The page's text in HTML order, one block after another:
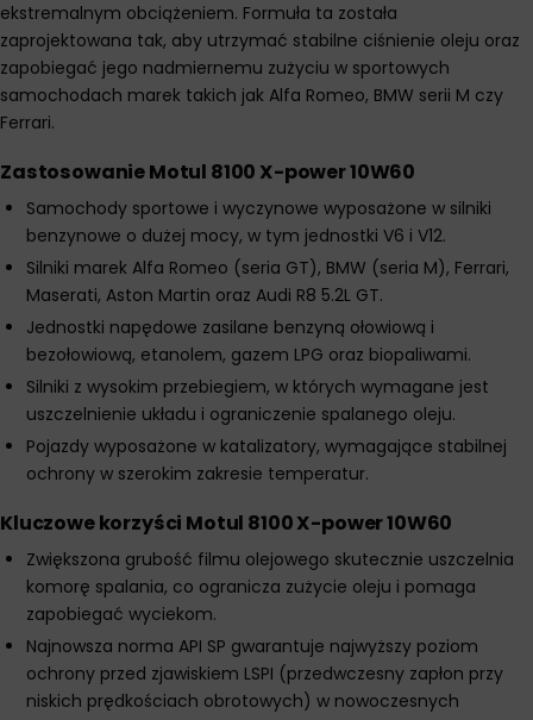
ekstremalnym obciążeniem. Formuła ta została
zaprojektowana tak, aby utrzymać stabilne ciśnienie oleju oraz
zapobiegać jego nadmiernemu zużyciu w sportowych
samochodach marek takich jak Alfa Romeo, BMW serii M czy
Ferrari.
Zastosowanie Motul 8100 X-power 10W60
Samochody sportowe i wyczynowe wyposażone w silniki
benzynowe o dużej mocy, w tym jednostki V6 i V12.
Silniki marek Alfa Romeo (seria GT), BMW (seria M), Ferrari,
Maserati, Aston Martin oraz Audi R8 5.2L GT.
Jednostki napędowe zasilane benzyną ołowiową i
bezołowiową, etanolem, gazem LPG oraz biopaliwami.
Silniki z wysokim przebiegiem, w których wymagane jest
uszczelnienie układu i ograniczenie spalanego oleju.
Pojazdy wyposażone w katalizatory, wymagające stabilnej
ochrony w szerokim zakresie temperatur.
Kluczowe korzyści Motul 8100 X-power 10W60
Zwiększona grubość filmu olejowego skutecznie uszczelnia
komorę spalania, co ogranicza zużycie oleju i pomaga
zapobiegać wyciekom.
Najnowsza norma API SP gwarantuje najwyższy poziom
ochrony przed zjawiskiem LSPI (przedwczesny zapłon przy
niskich prędkościach obrotowych) w nowoczesnych